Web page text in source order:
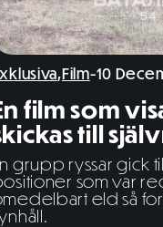
,Film-10
film som
till
grupp ryssar gick
som var
eld så